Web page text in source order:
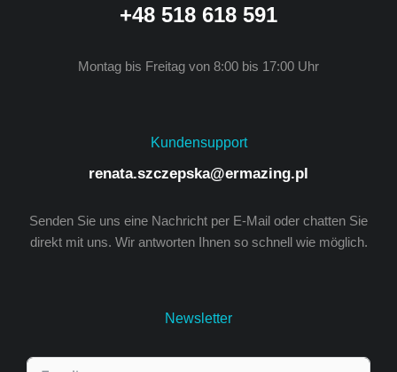
+48 518 618 591
Montag bis Freitag von 8:00 bis 17:00 Uhr
Kundensupport
renata.szczepska@ermazing.pl
Senden Sie uns eine Nachricht per E-Mail oder chatten Sie
direkt mit uns. Wir antworten Ihnen so schnell wie möglich.
Newsletter